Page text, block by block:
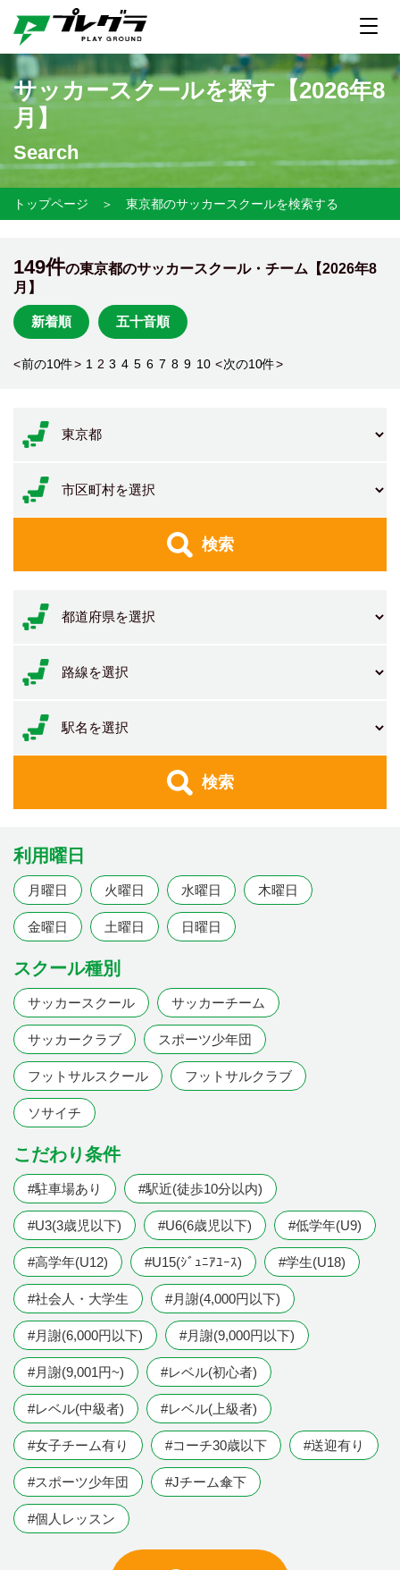
サッカースクールを探す【2026年8
月】
Search
トップページ ＞ 東京都のサッカースクールを検索する
149件の東京都のサッカースクール・チーム【2026年8
月】
新着順 五十音順
<前の10件> 1 2 3 4 5 6 7 8 9 10 <次の10件>
検索
検索
利用曜日
月曜日 火曜日 水曜日 木曜日
金曜日 土曜日 日曜日
スクール種別
サッカースクール サッカーチーム
サッカークラブ スポーツ少年団
フットサルスクール フットサルクラブ
ソサイチ
こだわり条件
#駐車場あり #駅近(徒歩10分以内)
#U3(3歳児以下) #U6(6歳児以下) #低学年(U9)
#高学年(U12) #U15(ｼﾞｭﾆｱﾕｰｽ) #学生(U18)
#社会人・大学生 #月謝(4,000円以下)
#月謝(6,000円以下) #月謝(9,000円以下)
#月謝(9,001円~) #レベル(初心者)
#レベル(中級者) #レベル(上級者)
#女子チーム有り #コーチ30歳以下 #送迎有り
#スポーツ少年団 #Jチーム傘下
#個人レッスン